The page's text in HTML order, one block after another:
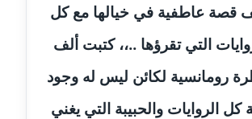
حنان طنطاوي
قصة عاطفية في خيالها مع كل
التي تقرؤها ..،، كتبت ألف
رومانسية لكائن ليس له وجود
الروايات والحبيبة التي يغني